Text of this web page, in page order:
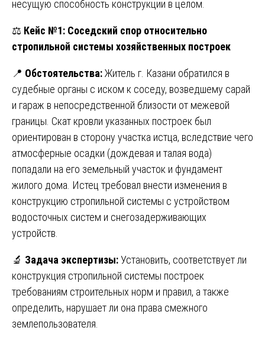
несущую способность конструкции в целом.
⚖️ Кейс №1: Соседский спор относительно
стропильной системы хозяйственных построек
📍 Обстоятельства:Житель г. Казани обратился в
судебные органы с иском к соседу, возведшему сарай
и гараж в непосредственной близости от межевой
границы. Скат кровли указанных построек был
ориентирован в сторону участка истца, вследствие чего
атмосферные осадки (дождевая и талая вода)
попадали на его земельный участок и фундамент
жилого дома. Истец требовал внести изменения в
конструкцию стропильной системы с устройством
водосточных систем и снегозадерживающих
устройств.
🔬 Задача экспертизы:Установить, соответствует ли
конструкция стропильной системы построек
требованиям строительных норм и правил, а также
определить, нарушает ли она права смежного
землепользователя.